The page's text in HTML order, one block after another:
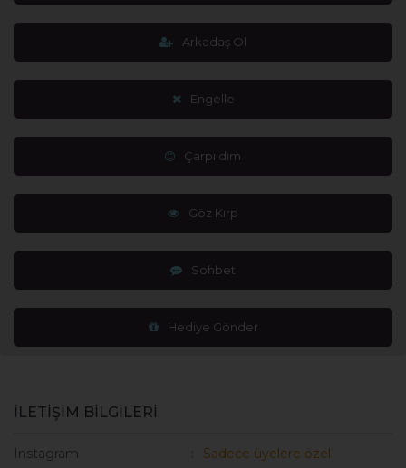
Arkadaş Ol
Engelle
Çarpıldım
Göz Kırp
Sohbet
Hediye Gönder
İLETİŞİM BİLGİLERİ
Instagram Sadece üyelere özel